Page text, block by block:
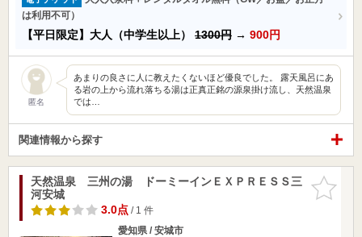
は利用不可）
【平日限定】大人（中学生以上） 1300円 → 900円
匿名
あまりの良さに人に教えたくないほど優良でした。 露天風呂にあ
る岩の上から流れ落ちる湯は正真正銘の源泉掛け流し、天然温泉
では…
関連情報から探す
お気に入
りに追加
天然温泉 三州の湯 ドーミーインＥＸＰＲＥＳＳ三
河安城
3.0点/ 1 件
愛知県 / 安城市